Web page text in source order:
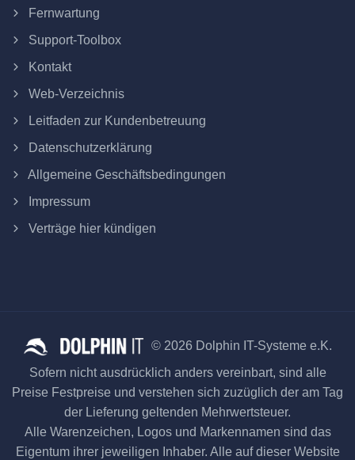
Fernwartung
Support-Toolbox
Kontakt
Web-Verzeichnis
Leitfaden zur Kundenbetreuung
Datenschutzerklärung
Allgemeine Geschäftsbedingungen
Impressum
Verträge hier kündigen
© 2026 Dolphin IT-Systeme e.K.
Sofern nicht ausdrücklich anders vereinbart, sind alle
Preise Festpreise und verstehen sich zuzüglich der am Tag
der Lieferung geltenden Mehrwertsteuer.
Alle Warenzeichen, Logos und Markennamen sind das
Eigentum ihrer jeweiligen Inhaber. Alle auf dieser Website